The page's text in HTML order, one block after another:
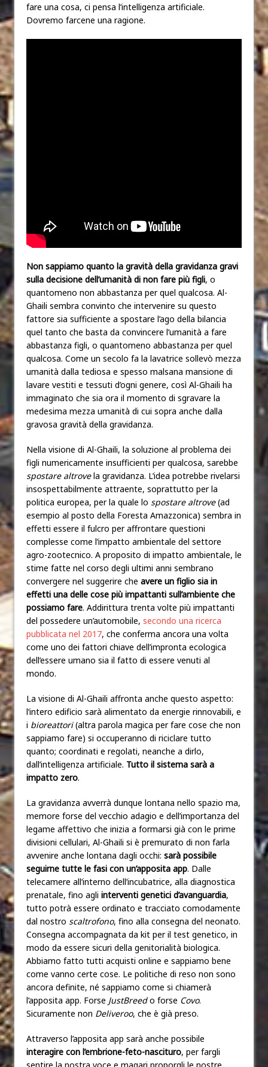
fare una cosa, ci pensa l’intelligenza artificiale.
Dovremo farcene una ragione.
Non sappiamo quanto la gravità della gravidanza gravi
sulla decisione dell’umanità di non fare più figli, o
quantomeno non abbastanza per quel qualcosa. Al-
Ghaili sembra convinto che intervenire su questo
fattore sia sufficiente a spostare l’ago della bilancia
quel tanto che basta da convincere l’umanità a fare
abbastanza figli, o quantomeno abbastanza per quel
qualcosa. Come un secolo fa la lavatrice sollevò mezza
umanità dalla tediosa e spesso malsana mansione di
lavare vestiti e tessuti d’ogni genere, così Al-Ghaili ha
immaginato che sia ora il momento di sgravare la
medesima mezza umanità di cui sopra anche dalla
gravosa gravità della gravidanza.
Nella visione di Al-Ghaili, la soluzione al problema dei
figli numericamente insufficienti per qualcosa, sarebbe
spostare altrovela gravidanza. L’idea potrebbe rivelarsi
insospettabilmente attraente, soprattutto per la
politica europea, per la quale lo spostare altrove(ad
esempio al posto della Foresta Amazzonica) sembra in
effetti essere il fulcro per affrontare questioni
complesse come l’impatto ambientale del settore
agro-zootecnico. A proposito di impatto ambientale, le
stime fatte nel corso degli ultimi anni sembrano
convergere nel suggerire che avere un figlio sia in
effetti una delle cose più impattanti sull’ambiente che
possiamo fare. Addirittura trenta volte più impattanti
del possedere un’automobile, secondo una ricerca
pubblicata nel 2017, che conferma ancora una volta
come uno dei fattori chiave dell’impronta ecologica
dell’essere umano sia il fatto di essere venuti al
mondo.
La visione di Al-Ghaili affronta anche questo aspetto:
l’intero edificio sarà alimentato da energie rinnovabili, e
i bioreattori(altra parola magica per fare cose che non
sappiamo fare) si occuperanno di riciclare tutto
quanto; coordinati e regolati, neanche a dirlo,
dall’intelligenza artificiale. Tutto il sistema sarà a
impatto zero.
La gravidanza avverrà dunque lontana nello spazio ma,
memore forse del vecchio adagio e dell’importanza del
legame affettivo che inizia a formarsi già con le prime
divisioni cellulari, Al-Ghaili si è premurato di non farla
avvenire anche lontana dagli occhi: sarà possibile
seguirne tutte le fasi con un’apposita app. Dalle
telecamere all’interno dell’incubatrice, alla diagnostica
prenatale, fino agli interventi genetici d’avanguardia,
tutto potrà essere ordinato e tracciato comodamente
dal nostro scaltrofono, fino alla consegna del neonato.
Consegna accompagnata da kit per il test genetico, in
modo da essere sicuri della genitorialità biologica.
Abbiamo fatto tutti acquisti online e sappiamo bene
come vanno certe cose. Le politiche di reso non sono
ancora definite, né sappiamo come si chiamerà
l’apposita app. Forse JustBreedo forse Covo.
Sicuramente non Deliveroo, che è già preso.
Attraverso l’apposita app sarà anche possibile
interagire con l’embrione-feto-nascituro, per fargli